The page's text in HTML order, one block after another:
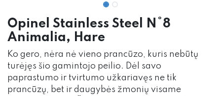
Opinel Stainless Steel N°8
Animalia, Hare
Ko gero, nėra nė vieno prancūzo, kuris nebūtų
turėjęs šio gamintojo peilio. Dėl savo
paprastumo ir tvirtumo užkariavęs ne tik
prancūzų, bet ir daugybės žmonių visame